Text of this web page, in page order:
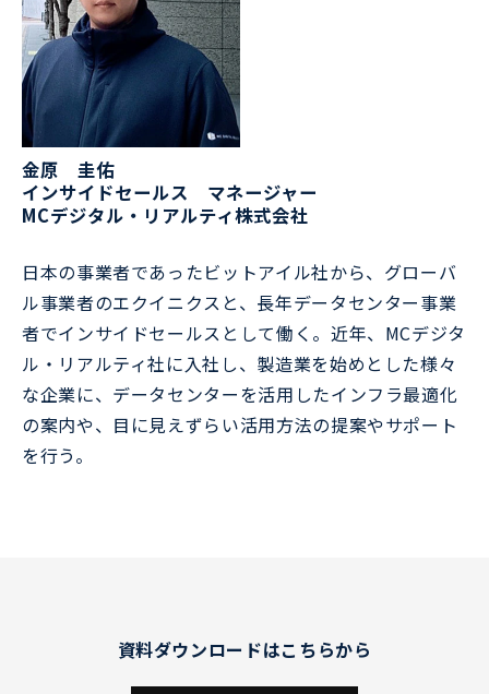
金原　圭佑
インサイドセールス　マネージャー
MCデジタル・リアルティ株式会社
日本の事業者であったビットアイル社から、グローバ
ル事業者のエクイニクスと、長年データセンター事業
者でインサイドセールスとして働く。近年、MCデジタ
ル・リアルティ社に入社し、製造業を始めとした様々
な企業に、データセンターを活用したインフラ最適化
の案内や、目に見えずらい活用方法の提案やサポート
を行う。
資料ダウンロードはこちらから